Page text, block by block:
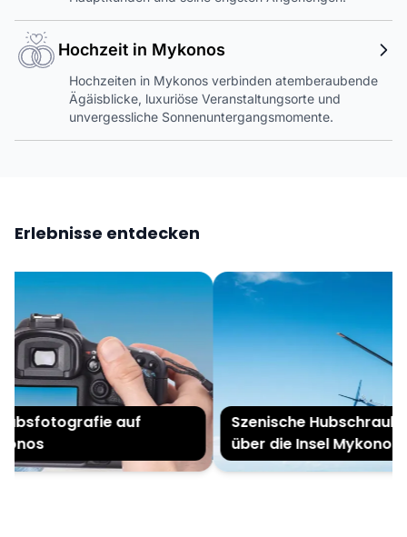
Hochzeit in Mykonos
Hochzeiten in Mykonos verbinden atemberaubende
Ägäisblicke, luxuriöse Veranstaltungsorte und
unvergessliche Sonnenuntergangsmomente.
Erlebnisse entdecken
auf
Szenische
über die Insel Mykonos